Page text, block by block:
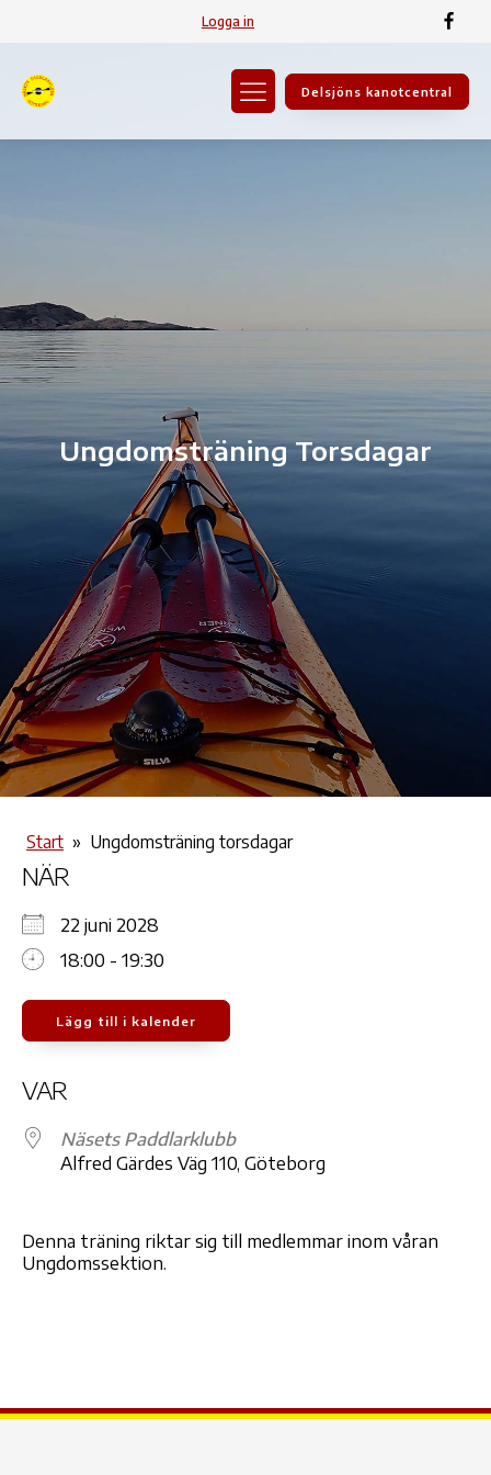
Logga in
Delsjöns kanotcentral
Ungdomsträning Torsdagar
Start » Ungdomsträning torsdagar
NÄR
22 juni 2028
18:00 - 19:30
Lägg till i kalender
VAR
Näsets Paddlarklubb
Alfred Gärdes Väg 110, Göteborg
Denna träning riktar sig till medlemmar inom våran
Ungdomssektion.